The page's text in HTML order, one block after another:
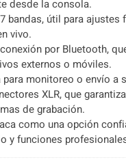
desde la consola.
bandas, útil para
vivo.
por Bluetooth,
externos o móviles.
monitoreo o envío a
XLR, que
de grabación.
como una opción
y funciones